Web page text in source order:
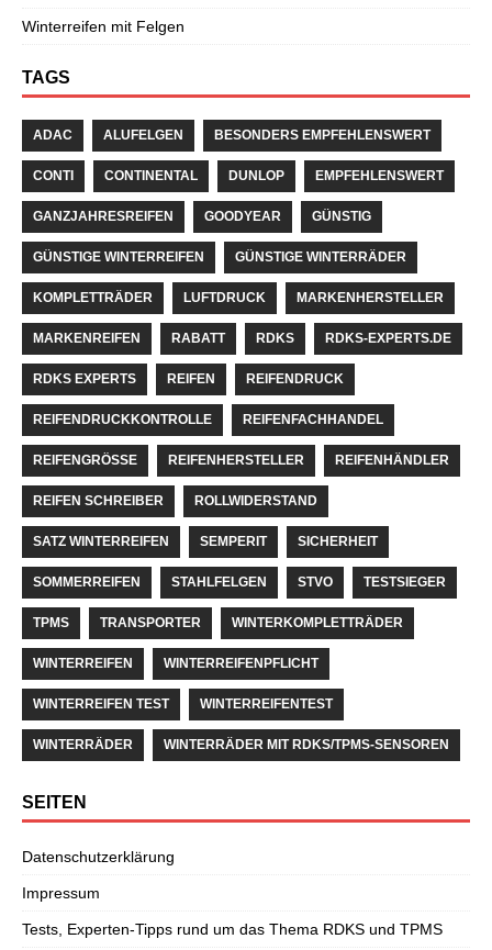
Winterreifen mit Felgen
TAGS
ADAC ALUFELGEN BESONDERS EMPFEHLENSWERT
CONTI CONTINENTAL DUNLOP EMPFEHLENSWERT
GANZJAHRESREIFEN GOODYEAR GÜNSTIG
GÜNSTIGE WINTERREIFEN GÜNSTIGE WINTERRÄDER
KOMPLETTRÄDER LUFTDRUCK MARKENHERSTELLER
MARKENREIFEN RABATT RDKS RDKS-EXPERTS.DE
RDKS EXPERTS REIFEN REIFENDRUCK
REIFENDRUCKKONTROLLE REIFENFACHHANDEL
REIFENGRÖSSE REIFENHERSTELLER REIFENHÄNDLER
REIFEN SCHREIBER ROLLWIDERSTAND
SATZ WINTERREIFEN SEMPERIT SICHERHEIT
SOMMERREIFEN STAHLFELGEN STVO TESTSIEGER
TPMS TRANSPORTER WINTERKOMPLETTRÄDER
WINTERREIFEN WINTERREIFENPFLICHT
WINTERREIFEN TEST WINTERREIFENTEST
WINTERRÄDER WINTERRÄDER MIT RDKS/TPMS-SENSOREN
SEITEN
Datenschutzerklärung
Impressum
Tests, Experten-Tipps rund um das Thema RDKS und TPMS